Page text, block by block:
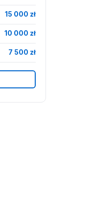
15 000 zł
10 000 zł
7 500 zł